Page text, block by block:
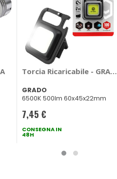
Torcia Ricaricabile - GRADO
GRADO
6500K 500lm 60x45x22mm
7,45 €
CONSEGNA IN
48H